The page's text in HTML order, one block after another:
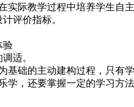
际教学过程中培养学生自
评价指标。
验
适。
础的主动建构过程，只
，还要掌握一定的学习方法